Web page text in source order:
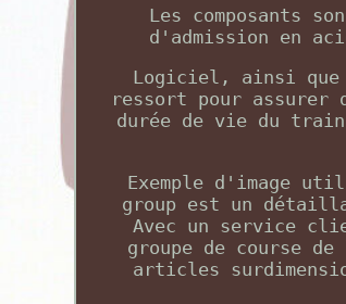
Les composants
d'admission en
Logiciel, ainsi que
ressort pour assurer
durée de vie du train
Exemple d'image
group est un
Avec un service
groupe de course
articles